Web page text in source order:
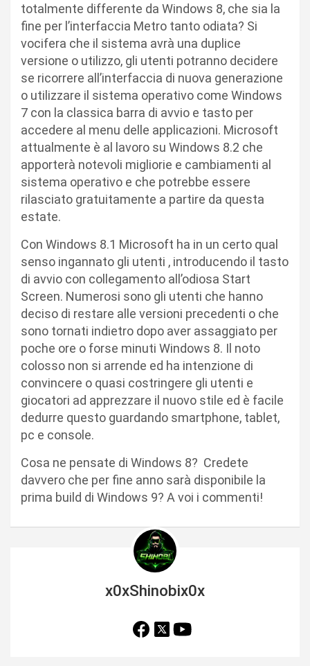
totalmente differente da Windows 8, che sia la
fine per l’interfaccia Metro tanto odiata? Si
vocifera che il sistema avrà una duplice
versione o utilizzo, gli utenti potranno decidere
se ricorrere all’interfaccia di nuova generazione
o utilizzare il sistema operativo come Windows
7 con la classica barra di avvio e tasto per
accedere al menu delle applicazioni. Microsoft
attualmente è al lavoro su Windows 8.2 che
apporterà notevoli migliorie e cambiamenti al
sistema operativo e che potrebbe essere
rilasciato gratuitamente a partire da questa
estate.
Con Windows 8.1 Microsoft ha in un certo qual
senso ingannato gli utenti , introducendo il tasto
di avvio con collegamento all’odiosa Start
Screen. Numerosi sono gli utenti che hanno
deciso di restare alle versioni precedenti o che
sono tornati indietro dopo aver assaggiato per
poche ore o forse minuti Windows 8. Il noto
colosso non si arrende ed ha intenzione di
convincere o quasi costringere gli utenti e
giocatori ad apprezzare il nuovo stile ed è facile
dedurre questo guardando smartphone, tablet,
pc e console.
Cosa ne pensate di Windows 8? Credete
davvero che per fine anno sarà disponibile la
prima build di Windows 9? A voi i commenti!
x0xShinobix0x